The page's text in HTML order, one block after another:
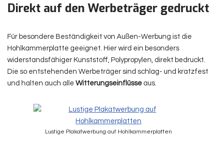
Direkt auf den Werbeträger gedruckt
Für besondere Beständigkeit von Außen-Werbung ist die
Hohlkammerplatte geeignet. Hier wird ein besonders
widerstandsfähiger Kunststoff, Polypropylen, direkt bedruckt.
Die so entstehenden Werbeträger sind schlag- und kratzfest
und halten auch alle Witterungseinflüsse aus.
Lustige Plakatwerbung auf Hohlkammerplatten